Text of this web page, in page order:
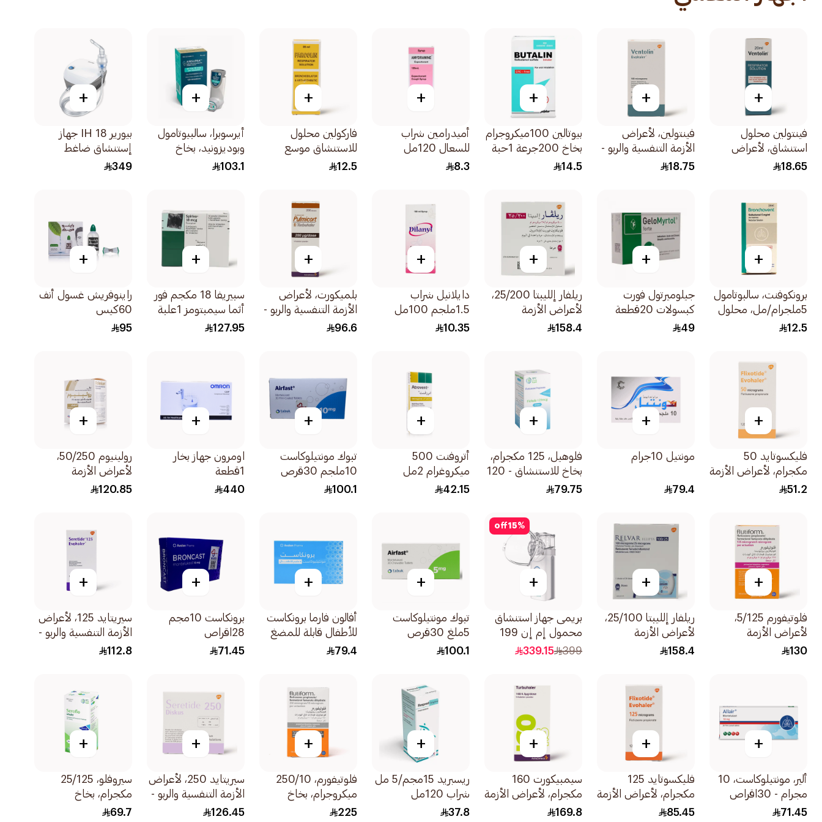
+
فينتولين محلول
استنشاق، لأعراض
الأزمة التنفسية والربو -
18.65
+
فينتولين، لأعراض
الأزمة التنفسية والربو -
1 إيفوهيلر 1قطعة
18.75
+
بيوتالين 100ميكروجرام
بخاخ 200جرعة 1حبة
14.5
+
أميدرامين شراب
للسعال 120مل
8.3
+
فاركولين محلول
للاستنشاق موسع
للشعب الهوائية 20مل
12.5
+
أيرسوبرا، سالبيوتامول
وبوديزونيد، بخاخ
103.1
+
بيورير IH 18 جهاز
إستنشاق ضاغط
1قطعة
349
+
برونكوفنت، سالبوتامول
5ملجرام/مل، محلول
للاستنشاق - 20مل
12.5
+
جيلوميرتول فورت
كبسولات 20قطعة
49
+
ريلفار إلليبتا 25/200،
لأعراض الأزمة
التنفسية والربو -
158.4
+
دايلانيل شراب
1.5ملجم 100مل
10.35
+
بلميكورت، لأعراض
الأزمة التنفسية والربو -
1 تيربوهيلر 1قطعة
96.6
+
سبيريفا 18 مكجم فور
أثما سيمبتومز 1علبة
127.95
+
راينوفريش غسول أنف
60كيس
95
+
فليكسوتايد 50
مكجرام، لأعراض الأزمة
التنفسية والربو -
51.2
+
مونتيل 10جرام
79.4
+
فلوهيل، 125 مكجرام،
بخاخ للاستنشاق - 120
جرعة 1قطعة
79.75
+
أتروفنت 500
ميكروغرام 2مل
42.15
+
تبوك مونتيلوكاست
10ملجم 30قرص
100.1
+
اومرون جهاز بخار
1قطعة
440
+
رولينيوم 50/250،
لأعراض الأزمة
التنفسية والربو -
120.85
+
فلوتيفورم 5/125،
لأعراض الأزمة
التنفسية والربو -
130
+
ريلفار إلليبتا 25/100،
لأعراض الأزمة
التنفسية والربو -
158.4
15%
off
+
بريمى جهاز استنشاق
محمول إم إن 199
بتقنية الموجات فوق
399
339.15
+
تبوك مونتيلوكاست
5ملغ 30قرص
100.1
+
أفالون فارما برونكاست
للأطفال قابلة للمضغ
5مجم 28قرص
79.4
+
برونكاست 10مجم
28اقراص
71.45
+
سيريتايد 125، لأعراض
الأزمة التنفسية والربو -
1 إيفوهيلر 1قطعة
112.8
+
ألير، مونتيلوكاست، 10
مجرام - 30اقراص
71.45
+
فليكسوتايد 125
مكجرام، لأعراض الأزمة
التنفسية والربو -
85.45
+
سيمبيكورت 160
مكجرام، لأعراض الأزمة
169.8
+
ريسبريد 15مجم/5 مل
شراب 120مل
37.8
+
فلوتيفورم، 250/10
ميكروجرام، بخاخ
للاستنشاق - 1قطعة
225
+
سيريتايد 250، لأعراض
الأزمة التنفسية والربو -
1 ديسكس 1قطعة
126.45
+
سيروفلو، 25/125
مكجرام، بخاخ
69.7